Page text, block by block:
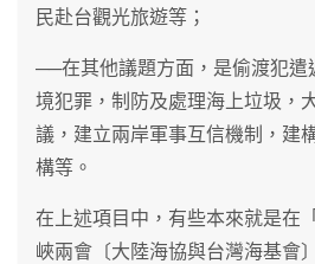
民赴台觀光旅遊等；
──在其他議題方面，是偷渡犯遣
境犯罪，制防及處理海上垃圾，
議，建立兩岸軍事互信機制，建
構等。
在上述項目中，有些本來就是在
峽兩會〔大陸海協與台灣海基會